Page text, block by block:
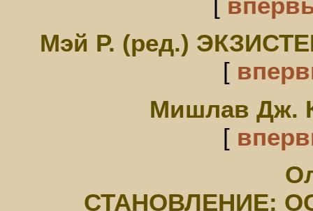
Мэй Р. (ред.)
[
Мишлав Дж.
[
СТАНОВЛЕНИЕ: